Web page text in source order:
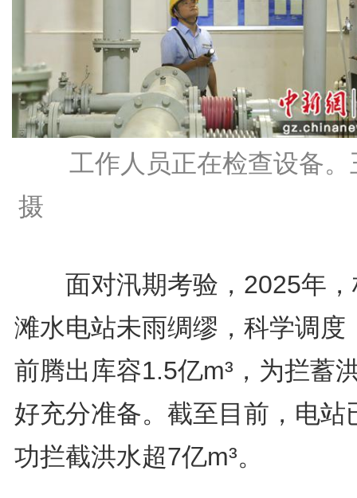
工作人员正在检查设备。
摄
面对汛期考验，2025年，
滩水电站未雨绸缪，科学调度
前腾出库容1.5亿m³，为拦蓄
好充分准备。截至目前，电站
功拦截洪水超7亿m³。